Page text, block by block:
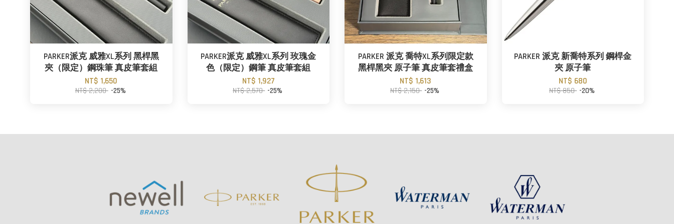
PARKER派克 威雅XL系列 黑桿黑
夾（限定）鋼珠筆 真皮筆套組
NT$ 1,650
NT$ 2,200 -25%
PARKER派克 威雅XL系列 玫瑰金
色（限定）鋼筆 真皮筆套組
NT$ 1,927
NT$ 2,570 -25%
PARKER 派克 喬特XL系列限定款
黑桿黑夾 原子筆 真皮筆套禮盒
NT$ 1,613
NT$ 2,150 -25%
PARKER 派克 新喬特系列 鋼桿金
夾 原子筆
NT$ 680
NT$ 850 -20%